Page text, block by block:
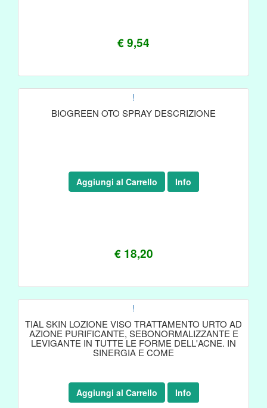
€ 9,54
!
BIOGREEN OTO SPRAY DESCRIZIONE
€ 18,20
Aggiungi al Carrello Info
!
TIAL SKIN LOZIONE VISO TRATTAMENTO URTO AD
AZIONE PURIFICANTE, SEBONORMALIZZANTE E
LEVIGANTE IN TUTTE LE FORME DELL'ACNE. IN
SINERGIA E COME
Aggiungi al Carrello Info